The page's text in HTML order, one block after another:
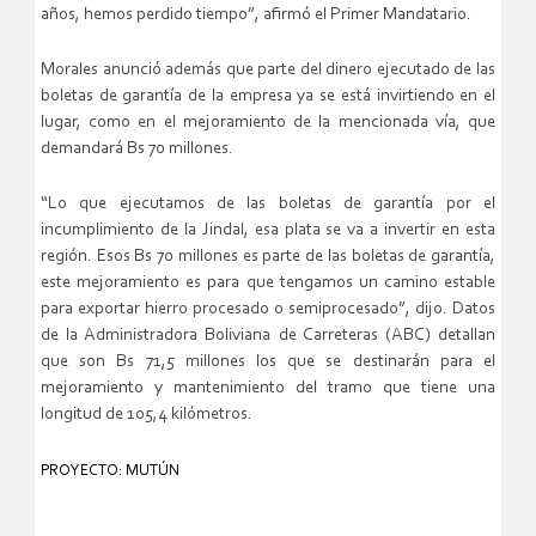
años, hemos perdido tiempo”, afirmó el Primer Mandatario.
Morales anunció además que parte del dinero ejecutado de las
boletas de garantía de la empresa ya se está invirtiendo en el
lugar, como en el mejoramiento de la mencionada vía, que
demandará Bs 70 millones.
“Lo que ejecutamos de las boletas de garantía por el
incumplimiento de la Jindal, esa plata se va a invertir en esta
región. Esos Bs 70 millones es parte de las boletas de garantía,
este mejoramiento es para que tengamos un camino estable
para exportar hierro procesado o semiprocesado”, dijo. Datos
de la Administradora Boliviana de Carreteras (ABC) detallan
que son Bs 71,5 millones los que se destinarán para el
mejoramiento y mantenimiento del tramo que tiene una
longitud de 105,4 kilómetros.
PROYECTO: MUTÚN